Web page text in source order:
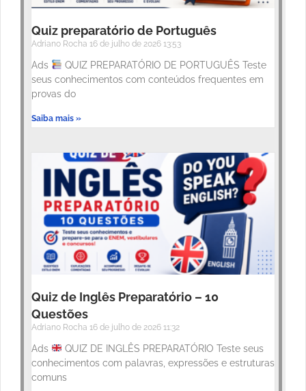
Quiz preparatório de Português
Adriano Rocha 16 de julho de 2026 13:53
Ads
QUIZ PREPARATÓRIO DE PORTUGUÊS Teste
seus conhecimentos com conteúdos frequentes em
provas do
Saiba mais »
Quiz de Inglês Preparatório – 10
Questões
Adriano Rocha 16 de julho de 2026 11:32
Ads
QUIZ DE INGLÊS PREPARATÓRIO Teste seus
conhecimentos com palavras, expressões e estruturas
comuns